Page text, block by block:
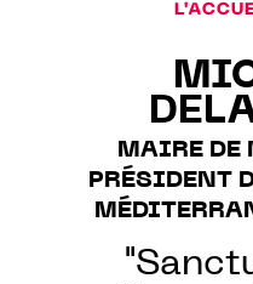
MAIRE DE
PRÉSIDENT